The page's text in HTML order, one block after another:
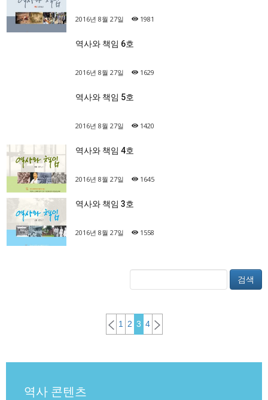
2016년 8월 27일 1981
역사와 책임 6호
2016년 8월 27일 1629
역사와 책임 5호
2016년 8월 27일 1420
역사와 책임 4호
2016년 8월 27일 1645
역사와 책임 3호
2016년 8월 27일 1558
검색
1 2 3 4
역사 콘텐츠